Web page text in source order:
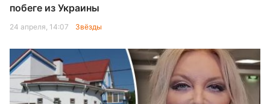
побеге из Украины
24 апреля, 14:07 Звёзды